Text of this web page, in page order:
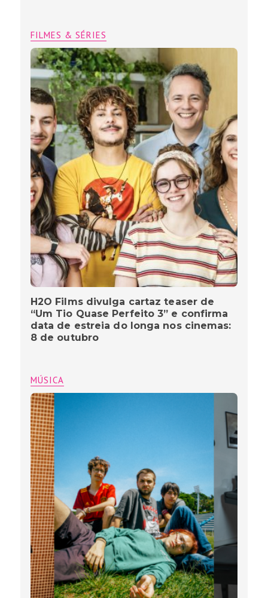
FILMES & SÉRIES
H2O Films divulga cartaz teaser de
“Um Tio Quase Perfeito 3” e confirma
data de estreia do longa nos cinemas:
8 de outubro
MÚSICA